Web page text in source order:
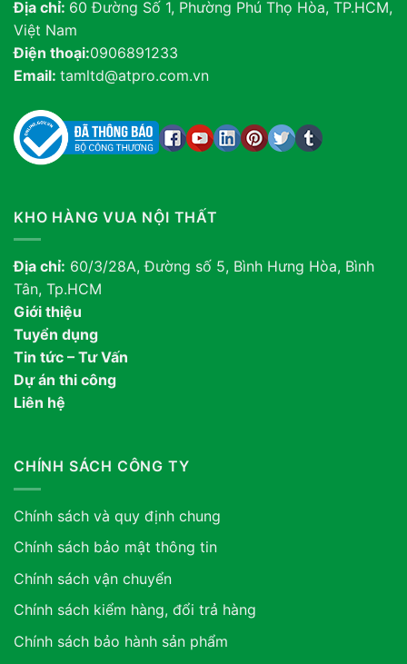
Địa chỉ: 60 Đường Số 1, Phường Phú Thọ Hòa, TP.HCM,
Việt Nam
Điện thoại:0906891233
Email: tamltd@atpro.com.vn
KHO HÀNG VUA NỘI THẤT
Địa chỉ: 60/3/28A, Đường số 5, Bình Hưng Hòa, Bình
Tân, Tp.HCM
Giới thiệu
Tuyển dụng
Tin tức – Tư Vấn
Dự án thi công
Liên hệ
CHÍNH SÁCH CÔNG TY
Chính sách và quy định chung
Chính sách bảo mật thông tin
Chính sách vận chuyển
Chính sách kiểm hàng, đổi trả hàng
Chính sách bảo hành sản phẩm